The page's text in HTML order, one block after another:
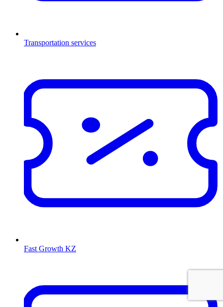
Transportation services
Fast Growth KZ